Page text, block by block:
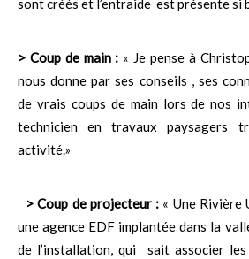
sont créés et l’entraide est présente si
> Coup de main : « Je pense à
nous donne par ses conseils , ses
de vrais coups de main lors de nos
technicien en travaux paysagers
activité.»
> Coup de projecteur : « Une Rivière
une agence EDF implantée dans la
de l’installation, qui sait associer les